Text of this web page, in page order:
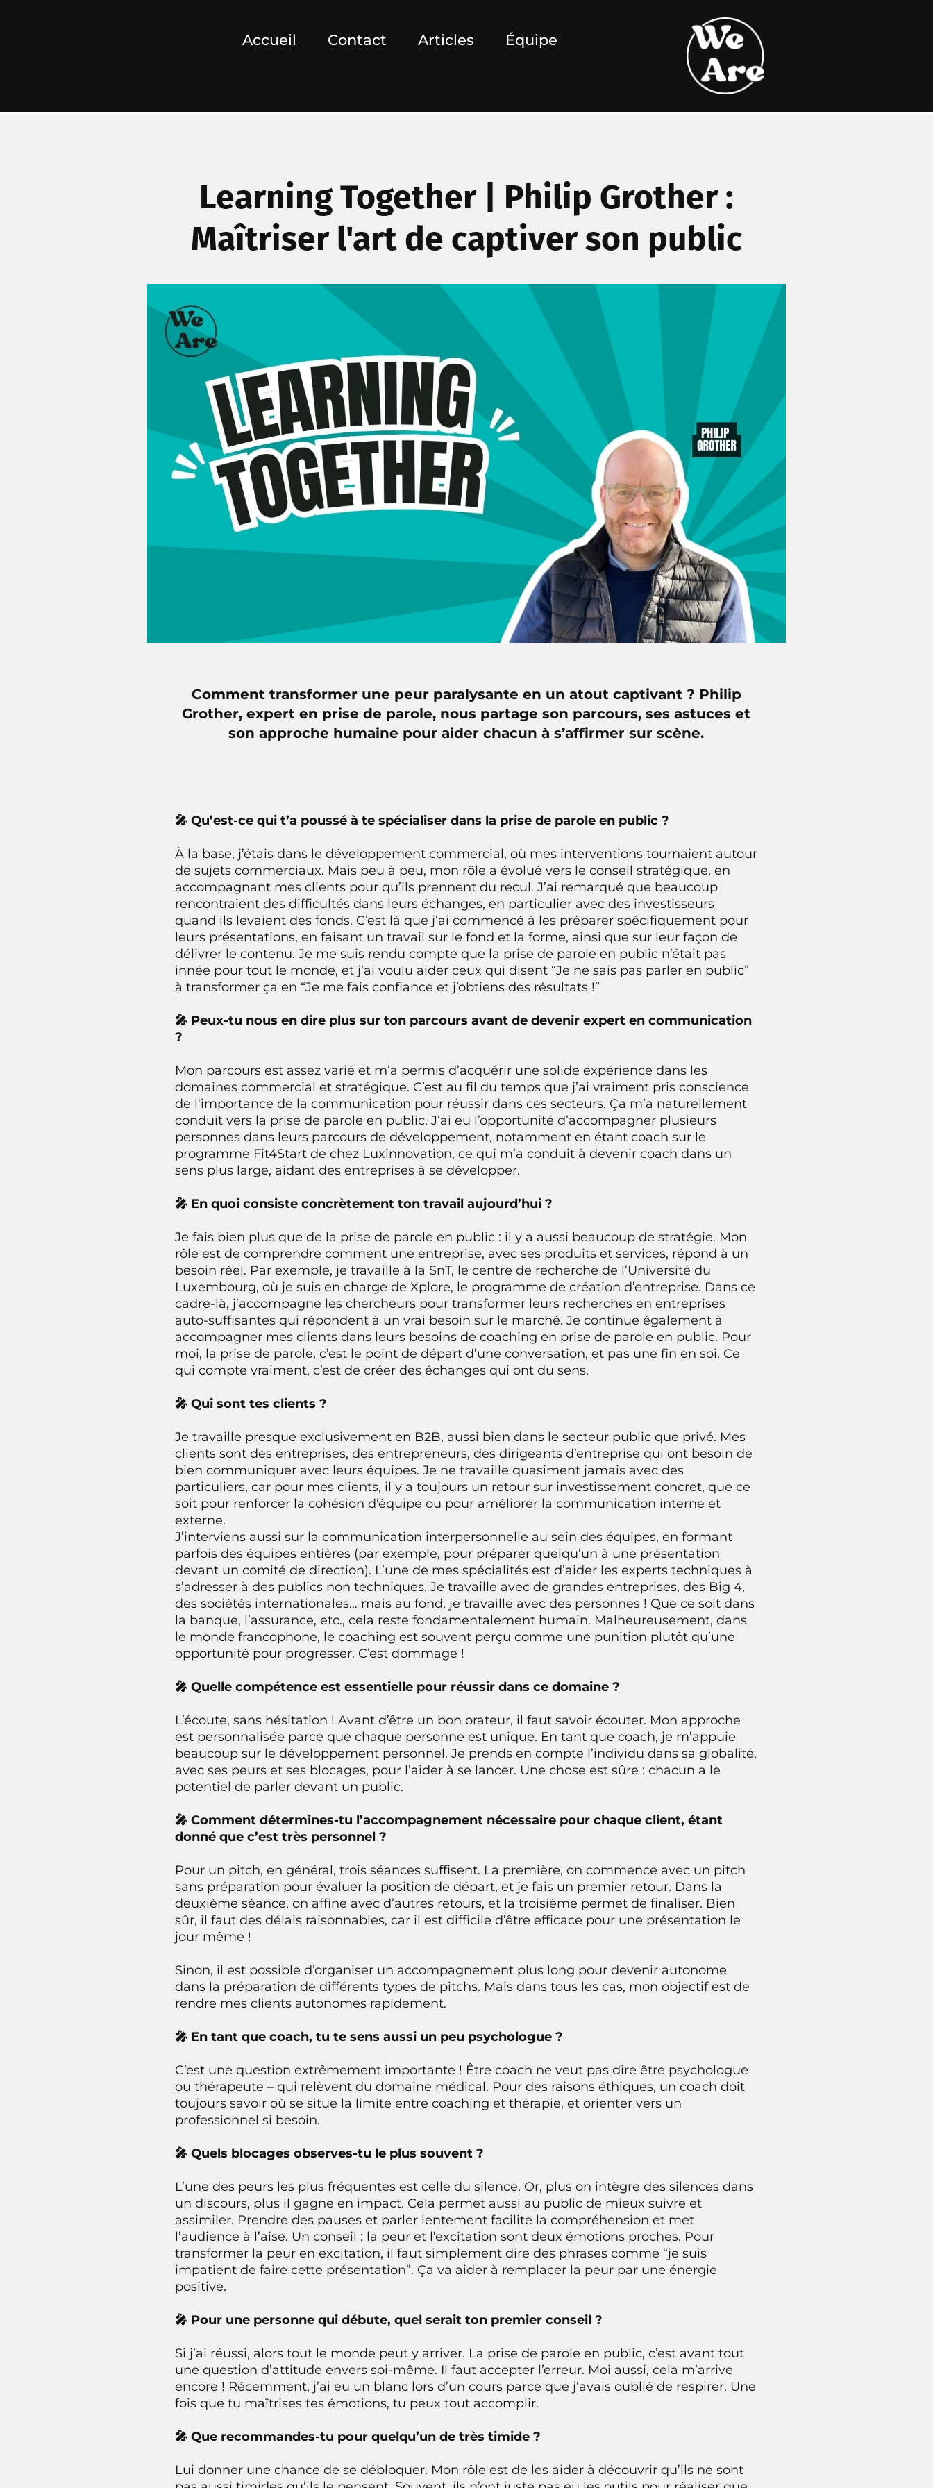
Accueil Contact Articles Équipe
Learning Together | Philip Grother :
Maîtriser l'art de captiver son public
Comment transformer une peur paralysante en un atout captivant ? Philip
Grother, expert en prise de parole, nous partage son parcours, ses astuces et
son approche humaine pour aider chacun à s’affirmer sur scène.
🎤 Qu’est-ce qui t’a poussé à te spécialiser dans la prise de parole en public ?
À la base, j’étais dans le développement commercial, où mes interventions tournaient autour
de sujets commerciaux. Mais peu à peu, mon rôle a évolué vers le conseil stratégique, en
accompagnant mes clients pour qu’ils prennent du recul. J’ai remarqué que beaucoup
rencontraient des difficultés dans leurs échanges, en particulier avec des investisseurs
quand ils levaient des fonds. C’est là que j’ai commencé à les préparer spécifiquement pour
leurs présentations, en faisant un travail sur le fond et la forme, ainsi que sur leur façon de
délivrer le contenu. Je me suis rendu compte que la prise de parole en public n’était pas
innée pour tout le monde, et j’ai voulu aider ceux qui disent “Je ne sais pas parler en public”
à transformer ça en “Je me fais confiance et j’obtiens des résultats !”
🎤 Peux-tu nous en dire plus sur ton parcours avant de devenir expert en communication
?
Mon parcours est assez varié et m’a permis d’acquérir une solide expérience dans les
domaines commercial et stratégique. C’est au fil du temps que j’ai vraiment pris conscience
de l'importance de la communication pour réussir dans ces secteurs. Ça m’a naturellement
conduit vers la prise de parole en public. J’ai eu l’opportunité d’accompagner plusieurs
personnes dans leurs parcours de développement, notamment en étant coach sur le
programme Fit4Start de chez Luxinnovation, ce qui m’a conduit à devenir coach dans un
sens plus large, aidant des entreprises à se développer.
🎤 En quoi consiste concrètement ton travail aujourd’hui ?
Je fais bien plus que de la prise de parole en public : il y a aussi beaucoup de stratégie. Mon
rôle est de comprendre comment une entreprise, avec ses produits et services, répond à un
besoin réel. Par exemple, je travaille à la SnT, le centre de recherche de l’Université du
Luxembourg, où je suis en charge de Xplore, le programme de création d’entreprise. Dans ce
cadre-là, j’accompagne les chercheurs pour transformer leurs recherches en entreprises
auto-suffisantes qui répondent à un vrai besoin sur le marché. Je continue également à
accompagner mes clients dans leurs besoins de coaching en prise de parole en public. Pour
moi, la prise de parole, c’est le point de départ d’une conversation, et pas une fin en soi. Ce
qui compte vraiment, c’est de créer des échanges qui ont du sens.
🎤 Qui sont tes clients ?
Je travaille presque exclusivement en B2B, aussi bien dans le secteur public que privé. Mes
clients sont des entreprises, des entrepreneurs, des dirigeants d’entreprise qui ont besoin de
bien communiquer avec leurs équipes. Je ne travaille quasiment jamais avec des
particuliers, car pour mes clients, il y a toujours un retour sur investissement concret, que ce
soit pour renforcer la cohésion d’équipe ou pour améliorer la communication interne et
externe.
J’interviens aussi sur la communication interpersonnelle au sein des équipes, en formant
parfois des équipes entières (par exemple, pour préparer quelqu’un à une présentation
devant un comité de direction). L’une de mes spécialités est d’aider les experts techniques à
s’adresser à des publics non techniques. Je travaille avec de grandes entreprises, des Big 4,
des sociétés internationales… mais au fond, je travaille avec des personnes ! Que ce soit dans
la banque, l’assurance, etc., cela reste fondamentalement humain. Malheureusement, dans
le monde francophone, le coaching est souvent perçu comme une punition plutôt qu’une
opportunité pour progresser. C’est dommage !
🎤 Quelle compétence est essentielle pour réussir dans ce domaine ?
L’écoute, sans hésitation ! Avant d’être un bon orateur, il faut savoir écouter. Mon approche
est personnalisée parce que chaque personne est unique. En tant que coach, je m’appuie
beaucoup sur le développement personnel. Je prends en compte l’individu dans sa globalité,
avec ses peurs et ses blocages, pour l’aider à se lancer. Une chose est sûre : chacun a le
potentiel de parler devant un public.
🎤 Comment détermines-tu l’accompagnement nécessaire pour chaque client, étant
donné que c’est très personnel ?
Pour un pitch, en général, trois séances suffisent. La première, on commence avec un pitch
sans préparation pour évaluer la position de départ, et je fais un premier retour. Dans la
deuxième séance, on affine avec d’autres retours, et la troisième permet de finaliser. Bien
sûr, il faut des délais raisonnables, car il est difficile d’être efficace pour une présentation le
jour même !
Sinon, il est possible d’organiser un accompagnement plus long pour devenir autonome
dans la préparation de différents types de pitchs. Mais dans tous les cas, mon objectif est de
rendre mes clients autonomes rapidement.
🎤 En tant que coach, tu te sens aussi un peu psychologue ?
C’est une question extrêmement importante ! Être coach ne veut pas dire être psychologue
ou thérapeute – qui relèvent du domaine médical. Pour des raisons éthiques, un coach doit
toujours savoir où se situe la limite entre coaching et thérapie, et orienter vers un
professionnel si besoin.
🎤 Quels blocages observes-tu le plus souvent ?
L’une des peurs les plus fréquentes est celle du silence. Or, plus on intègre des silences dans
un discours, plus il gagne en impact. Cela permet aussi au public de mieux suivre et
assimiler. Prendre des pauses et parler lentement facilite la compréhension et met
l’audience à l’aise. Un conseil : la peur et l’excitation sont deux émotions proches. Pour
transformer la peur en excitation, il faut simplement dire des phrases comme “je suis
impatient de faire cette présentation”. Ça va aider à remplacer la peur par une énergie
positive.
🎤 Pour une personne qui débute, quel serait ton premier conseil ?
Si j’ai réussi, alors tout le monde peut y arriver. La prise de parole en public, c’est avant tout
une question d’attitude envers soi-même. Il faut accepter l’erreur. Moi aussi, cela m’arrive
encore ! Récemment, j’ai eu un blanc lors d’un cours parce que j’avais oublié de respirer. Une
fois que tu maîtrises tes émotions, tu peux tout accomplir.
🎤 Que recommandes-tu pour quelqu’un de très timide ?
Lui donner une chance de se débloquer. Mon rôle est de les aider à découvrir qu’ils ne sont